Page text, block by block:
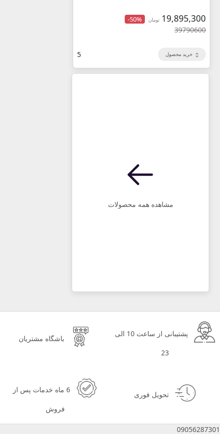
19,895,300 تومان -50%
39790600
خرید محصول 5
مشاهده همه محصولات
پشتیبانی از ساعت 10 الی
23
باشگاه مشتریان
تحویل فوری
6 ماه خدمات پس از
فروش
09056287301